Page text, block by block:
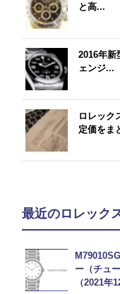
と高...
2016年新
ェンジ...
ロレック
定価をま
最近のロレック
ー（チュ
（2021年